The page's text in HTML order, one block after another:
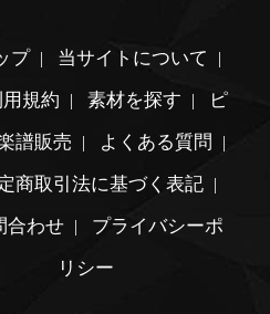
プ
当サイトについて
用規約
素材を探す
ピ
譜販売
よくある質問
商取引法に基づく表記
合わせ
プライバシーポ
リシー